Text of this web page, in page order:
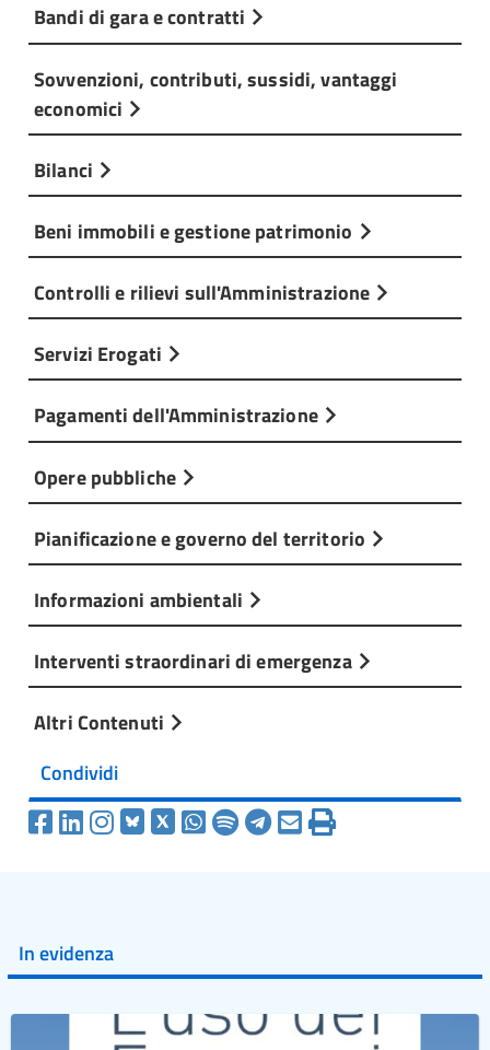
Bandi di gara e contratti
Sovvenzioni, contributi, sussidi, vantaggi
economici
Bilanci
Beni immobili e gestione patrimonio
Controlli e rilievi sull'Amministrazione
Servizi Erogati
Pagamenti dell'Amministrazione
Opere pubbliche
Pianificazione e governo del territorio
Informazioni ambientali
Interventi straordinari di emergenza
Altri Contenuti
Condividi
In evidenza